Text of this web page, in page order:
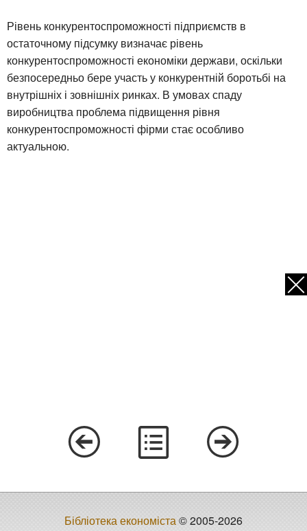
Рівень конкурентоспроможності підприємств в
остаточному підсумку визначає рівень
конкурентоспроможності економіки держави, оскільки
безпосередньо бере участь у конкурентній боротьбі на
внутрішніх і зовнішніх ринках. В умовах спаду
виробництва проблема підвищення рівня
конкурентоспроможності фірми стає особливо
актуальною.
Бібліотека економіста© 2005-2026